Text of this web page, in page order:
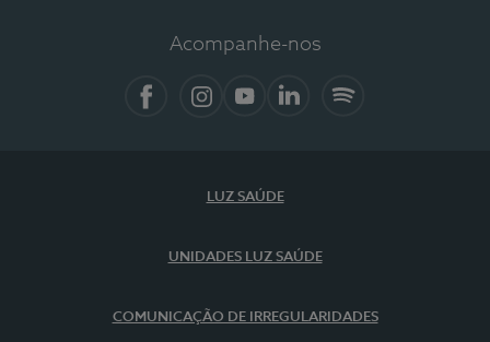
Acompanhe-nos
LUZ SAÚDE
UNIDADES LUZ SAÚDE
COMUNICAÇÃO DE IRREGULARIDADES